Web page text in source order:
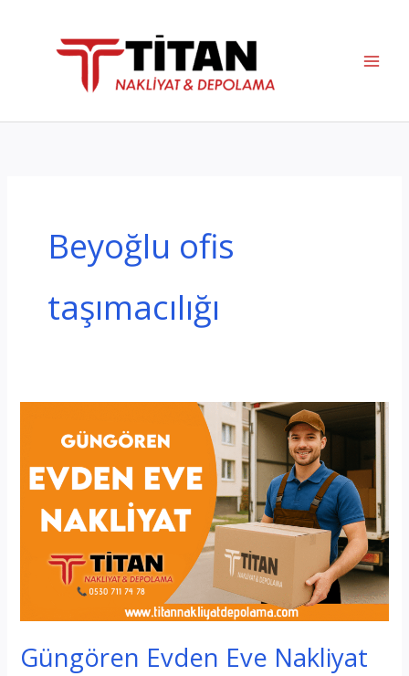
Beyoğlu ofis
taşımacılığı
Güngören Evden Eve Nakliyat